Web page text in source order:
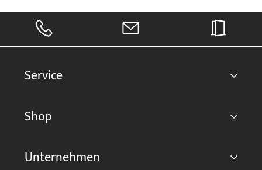
Service
Shop
Unternehmen